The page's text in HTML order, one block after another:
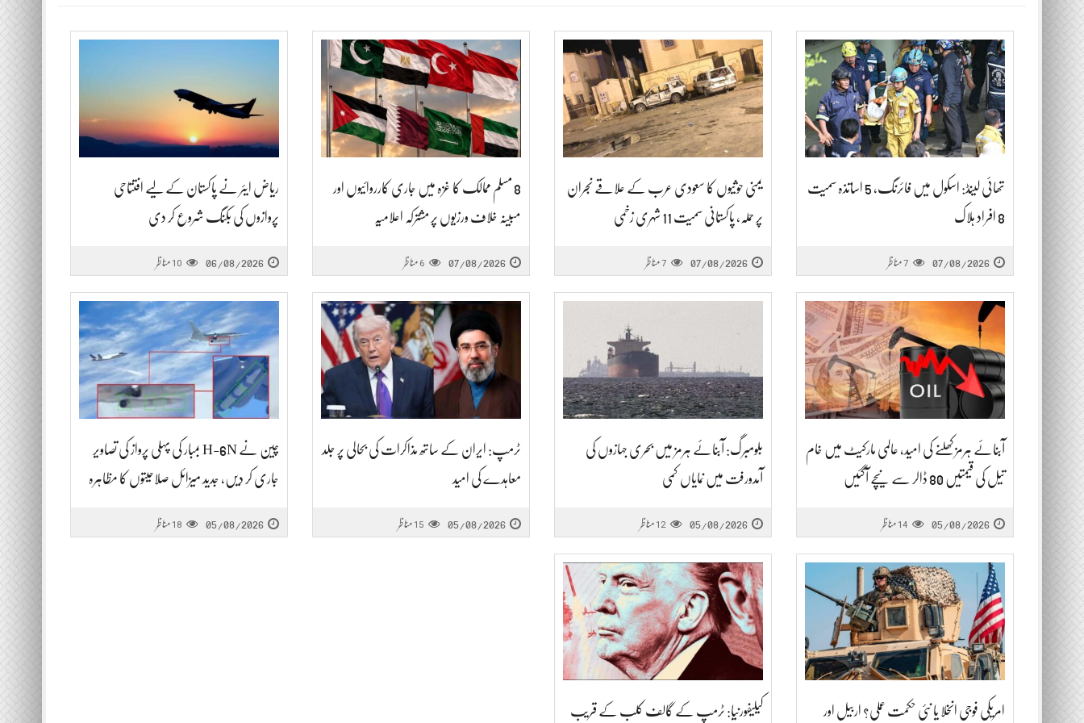
تھائی لینڈ: اسکول میں فائرنگ، 5 اساتذہ سمیت
8 افراد ہلاک
07/08/2026
7مناظر
یمنی حوثیوں کا سعودی عرب کے علاقے نجران
پر حملہ، پاکستانی سمیت 11 شہری زخمی
07/08/2026
7مناظر
8 مسلم ممالک کا غزہ میں جاری کارروائیوں اور
مبینہ خلاف ورزیوں پر مشترکہ اعلامیہ
07/08/2026
6 مناظر
ریاض ایئر نے پاکستان کے لیے افتتاحی
پروازوں کی بکنگ شروع کر دی
06/08/2026
10 مناظر
آبنائے ہرمز کھلنے کی امید، عالمی مارکیٹ میں خام
تیل کی قیمتیں 80 ڈالر سے نیچے آگئیں
05/08/2026
14 مناظر
بلومبرگ: آبنائے ہرمز میں بحری جہازوں کی
آمدورفت میں نمایاں کمی
05/08/2026
12 مناظر
ٹرمپ: ایران کے ساتھ مذاکرات کی بحالی پر جلد
معاہدے کی امید
05/08/2026
15 مناظر
چین نے H-6N بمبار کی پہلی پرواز کی تصاویر
جاری کر دیں، جدید میزائل صلاحیتوں کا مظاہرہ
05/08/2026
18 مناظر
امریکی فوجی انخلا یا نئی حکمت عملی؟ اربیل اور کیلیفورنیا: ٹرمپ کے گالف کلب کے قریب